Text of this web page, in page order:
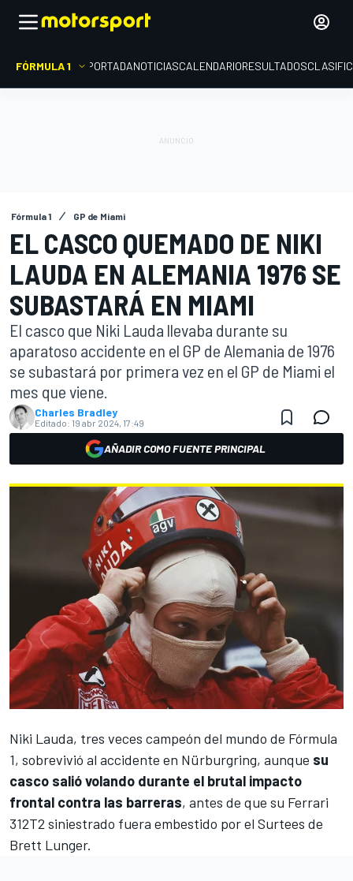
FÓRMULA 1 PORTADANOTICIASCALENDARIORESULTADOS
Fórmula 1 GP de Miami
EL CASCO QUEMADO DE NIKI
LAUDA EN ALEMANIA 1976 SE
SUBASTARÁ EN MIAMI
El casco que Niki Lauda llevaba durante su
aparatoso accidente en el GP de Alemania de 1976
se subastará por primera vez en el GP de Miami el
mes que viene.
Charles Bradley
Editado: 19 abr 2024, 17:49
AÑADIR COMO FUENTE PRINCIPAL
Niki Lauda, tres veces campeón del mundo de Fórmula
1, sobrevivió al accidente en Nürburgring, aunque su
casco salió volando durante el brutal impacto
frontal contra las barreras, antes de que su Ferrari
312T2 siniestrado fuera embestido por el Surtees de
Brett Lunger.